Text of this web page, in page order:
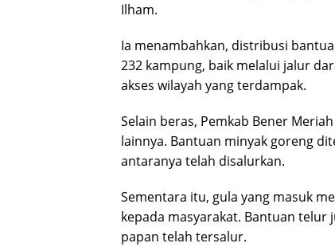
Ilham.
Ia menambahkan, distribusi
232 kampung, baik melalui jalur
akses wilayah yang terdampak.
Selain beras, Pemkab Bener
lainnya. Bantuan minyak goreng
antaranya telah disalurkan.
Sementara itu, gula yang masuk
kepada masyarakat. Bantuan telur
papan telah tersalur.